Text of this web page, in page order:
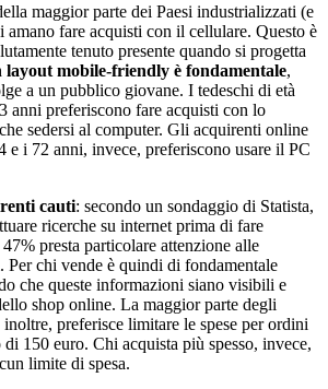
maggior parte dei Paesi industrializzati (e
amano fare acquisti con il cellulare. Questo è
tenuto presente quando si progetta
layout mobile-friendly è fondamentale,
a un pubblico giovane. I tedeschi di età
anni preferiscono fare acquisti con lo
sedersi al computer. Gli acquirenti online
e i 72 anni, invece, preferiscono usare il PC
cauti: secondo un sondaggio di Statista,
ricerche su internet prima di fare
presta particolare attenzione alle
Per chi vende è quindi di fondamentale
che queste informazioni siano visibili e
shop online. La maggior parte degli
preferisce limitare le spese per ordini
di 150 euro. Chi acquista più spesso, invece,
limite di spesa.